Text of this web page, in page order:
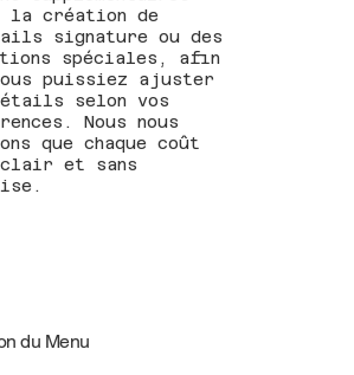
la création de
signature ou des
spéciales, afin
puissiez ajuster
selon vos
Nous nous
que chaque coût
et sans
du Menu